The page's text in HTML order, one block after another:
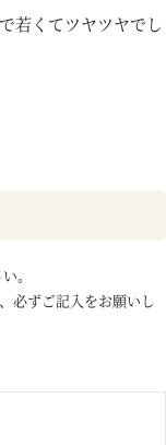
若くてツヤツヤでし
。
必ずご記入をお願いし